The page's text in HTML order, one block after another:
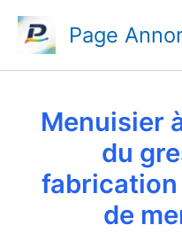
contenu
Page
Menuisier
du
de